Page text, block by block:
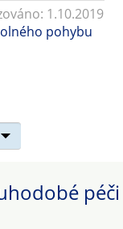
1.10.2019
pohybu
péči